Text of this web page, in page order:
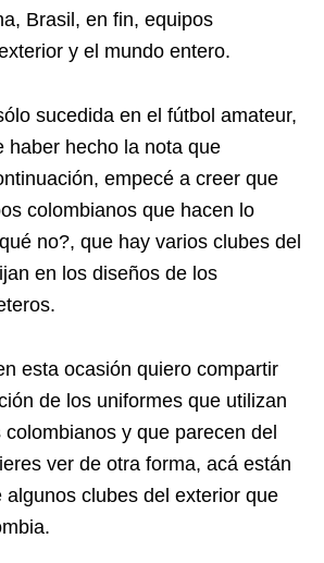
Brasil, en fin, equipos
y el mundo entero.
sucedida en el fútbol amateur,
haber hecho la nota que
empecé a creer que
colombianos que hacen lo
no?, que hay varios clubes del
en los diseños de los
esta ocasión quiero compartir
de los uniformes que utilizan
y que parecen del
ver de otra forma, acá están
algunos clubes del exterior que